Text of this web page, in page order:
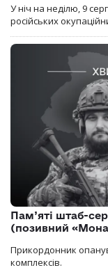
У ніч на неділю, 9
російських
Пам’яті штаб-
(позивний
Прикордонник
комплексів.